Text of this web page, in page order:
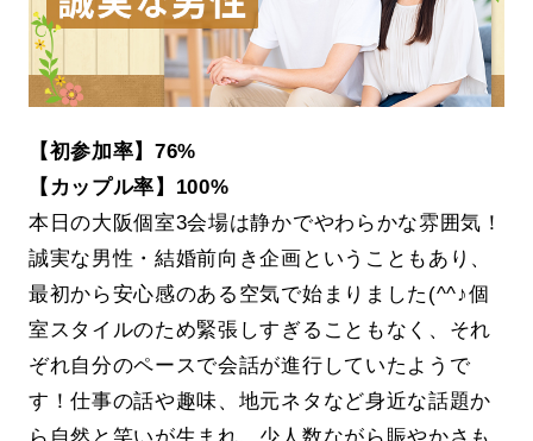
【初参加率】76%
【カップル率】100%
本日の大阪個室3会場は静かでやわらかな雰囲気！
誠実な男性・結婚前向き企画ということもあり、
最初から安心感のある空気で始まりました(^^♪個
室スタイルのため緊張しすぎることもなく、それ
ぞれ自分のペースで会話が進行していたようで
す！仕事の話や趣味、地元ネタなど身近な話題か
ら自然と笑いが生まれ、少人数ながら賑やかさも